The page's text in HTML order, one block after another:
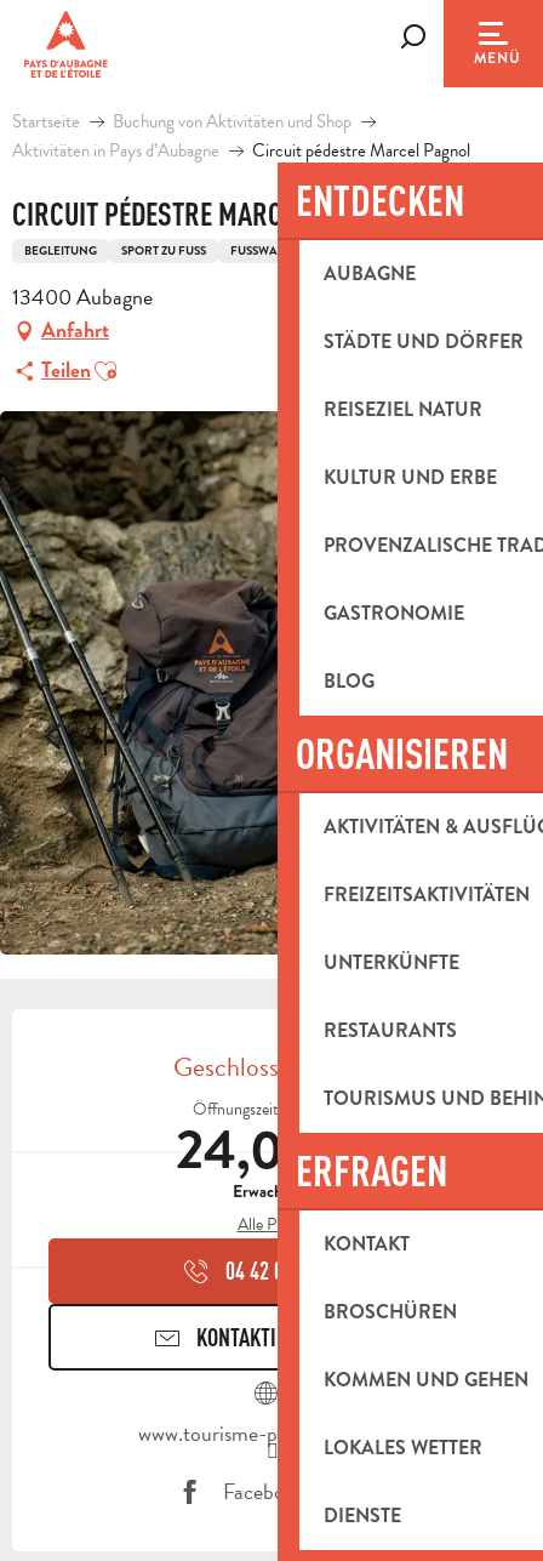
contenu
principal
MENÜ
ENTDECKEN
AUBAGNE
STÄDTE UND DÖRFER
REISEZIEL NATUR
KULTUR UND ERBE
PROVENZALISCHE
GASTRONOMIE
BLOG
ORGANISIEREN
AKTIVITÄTEN &
FREIZEITSAKTIVITÄTEN
UNTERKÜNFTE
RESTAURANTS
TOURISMUS UND
ERFRAGEN
KONTAKT
BROSCHÜREN
KOMMEN UND GEHEN
LOKALES WETTER
DIENSTE
Startseite
Buchung von Aktivitäten und Shop
Aktivitäten in Pays d’Aubagne
Circuit pédestre Marcel Pagnol
CIRCUIT PÉDESTRE MARCEL PAGNOL
BEGLEITUNG SPORT ZU FUSS FUSSWANDERUNG
13400 Aubagne
Anfahrt
TeilenAjouter aux favoris
ÖFFNUNGSZEITEN &
Geschlossen heute
Öffnungszeiten ansehen
24,00 €
Erwachsene
Alle Preise
04 42 03 49
KONTAKTIEREN SIE UNS
www.tourisme-paysdaubagne.fr
Facebook Seite